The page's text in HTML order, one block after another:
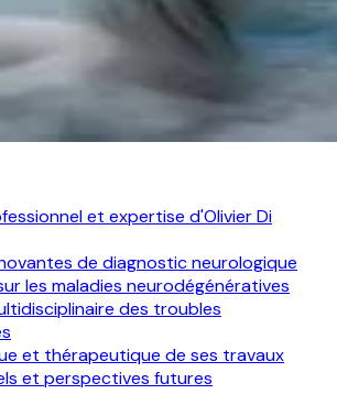
et expertise d'Olivier Di
de diagnostic neurologique
les maladies neurodégénératives
des troubles
et thérapeutique de ses travaux
et perspectives futures